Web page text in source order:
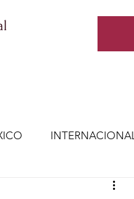
INTERNACIONAL
INTERNACIONAL